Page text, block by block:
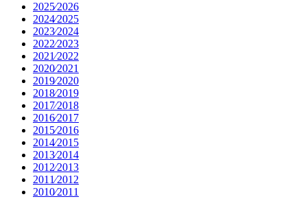
2025⁄2026
2024⁄2025
2023⁄2024
2022⁄2023
2021⁄2022
2020⁄2021
2019⁄2020
2018⁄2019
2017⁄2018
2016⁄2017
2015⁄2016
2014⁄2015
2013⁄2014
2012⁄2013
2011⁄2012
2010⁄2011